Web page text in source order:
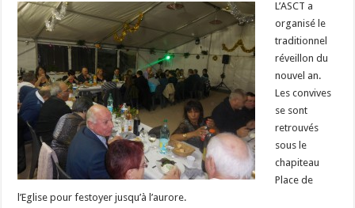
L’ASCT a
organisé le
traditionnel
réveillon du
nouvel an.
Les convives
se sont
retrouvés
sous le
chapiteau
Place de
l’Eglise pour festoyer jusqu’à l’aurore.